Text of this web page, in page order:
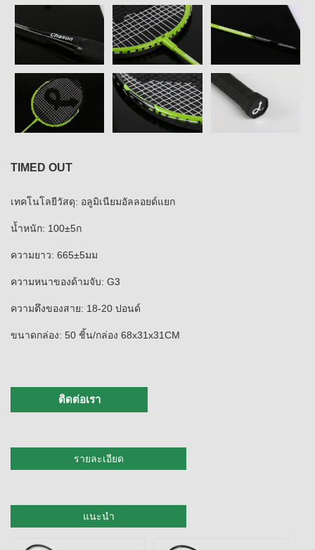
TIMED OUT
เทคโนโลยีวัสดุ: อลูมิเนียมอัลลอยด์แยก
น้ำหนัก: 100±5ก
ความยาว: 665±5มม
ความหนาของด้ามจับ: G3
ความตึงของสาย: 18-20 ปอนด์
ขนาดกล่อง: 50 ชิ้น/กล่อง 68x31x31CM
ติดต่อเรา
รายละเอียด
แนะนำ